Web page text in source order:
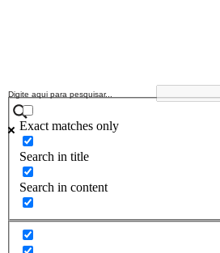
Exact matches only
Search in title
Search in content